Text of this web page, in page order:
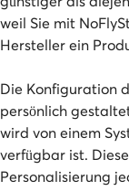
weil Sie mit
Hersteller ein
Die Konfiguration
persönlich
wird von einem
verfügbar ist.
Personalisierung